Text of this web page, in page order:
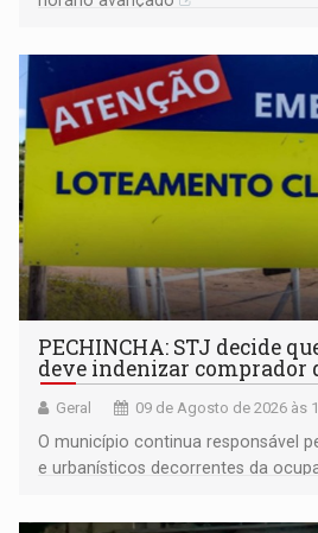
PECHINCHA: STJ decide
deve indenizar comprador
Geral 09 de Agosto de 2026 às
O município continua responsável
e urbanísticos decorrentes da